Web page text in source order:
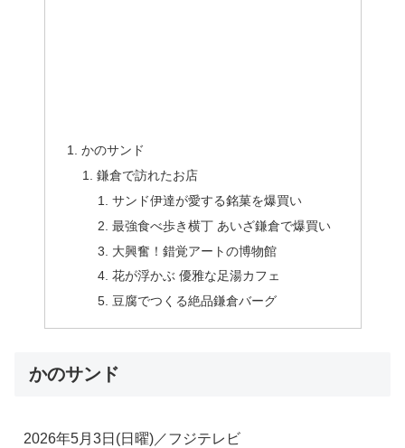
かのサンド
鎌倉で訪れたお店
サンド伊達が愛する銘菓を爆買い
最強食べ歩き横丁 あいざ鎌倉で爆買い
大興奮！錯覚アートの博物館
花が浮かぶ 優雅な足湯カフェ
豆腐でつくる絶品鎌倉バーグ
かのサンド
2026年5月3日 (日曜) ／フジテレビ